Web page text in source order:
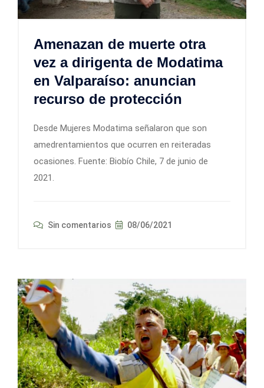
Amenazan de muerte otra
vez a dirigenta de Modatima
en Valparaíso: anuncian
recurso de protección
Desde Mujeres Modatima señalaron que son
amedrentamientos que ocurren en reiteradas
ocasiones. Fuente: Biobío Chile, 7 de junio de
2021.
Sin comentarios 08/06/2021